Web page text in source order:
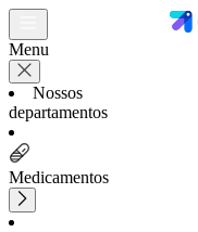
Menu
Nossos
departamentos
Medicamentos